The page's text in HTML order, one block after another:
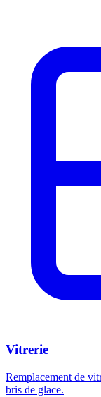
Vitrerie
Remplacement de
bris de glace.